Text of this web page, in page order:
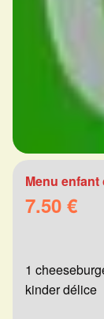
Menu
7.50 €
1
kinder délice